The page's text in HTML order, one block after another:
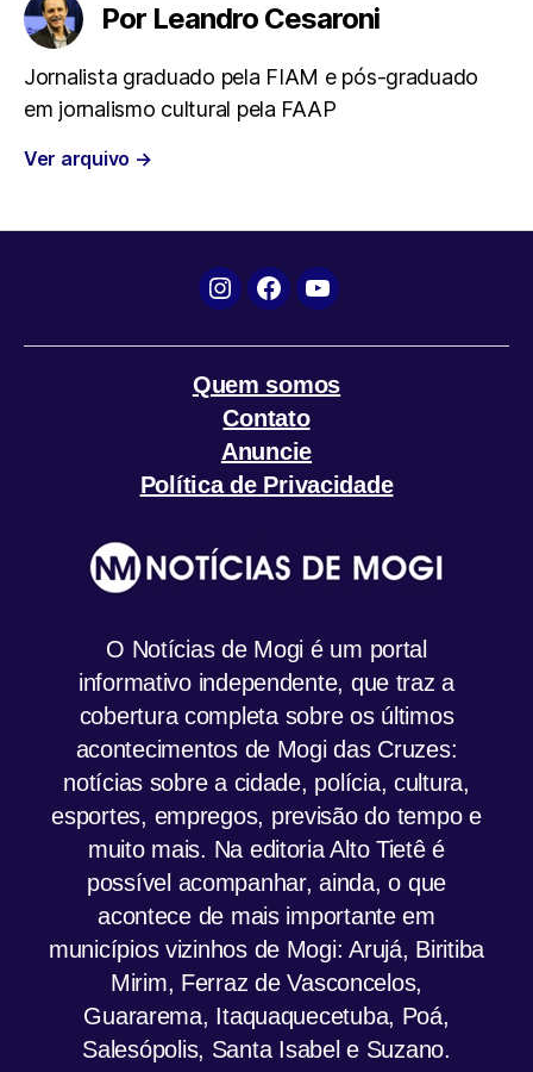
o
o
k
e A
p
r
m
Por Leandro Cesaroni
Jornalista graduado pela FIAM e pós-graduado
em jornalismo cultural pela FAAP
Ver arquivo →
Instagram
FacebookYouTube
Quem somos
Contato
Anuncie
Política de Privacidade
O Notícias de Mogi é um portal
informativo independente, que traz a
cobertura completa sobre os últimos
acontecimentos de Mogi das Cruzes:
notícias sobre a cidade, polícia, cultura,
esportes, empregos, previsão do tempo e
muito mais. Na editoria Alto Tietê é
possível acompanhar, ainda, o que
acontece de mais importante em
municípios vizinhos de Mogi: Arujá, Biritiba
Mirim, Ferraz de Vasconcelos,
Guararema, Itaquaquecetuba, Poá,
Salesópolis, Santa Isabel e Suzano.